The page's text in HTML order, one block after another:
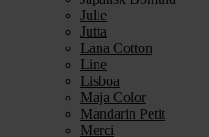
Julie
Jutta
Lana Cotton
Line
Lisboa
Maja Color
Mandarin Petit
Merci